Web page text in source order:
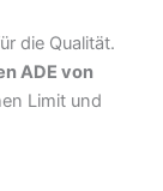
die Qualität.
ADE von
Limit und